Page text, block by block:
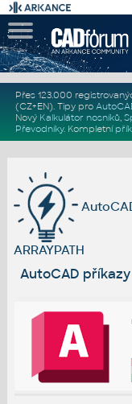
Přes 123.000
(CZ+EN). Tipy pro
Nový Kalkulátor nosníků,
Převodníky. Kompletní
ARRAYPATH
AutoCAD příkazy